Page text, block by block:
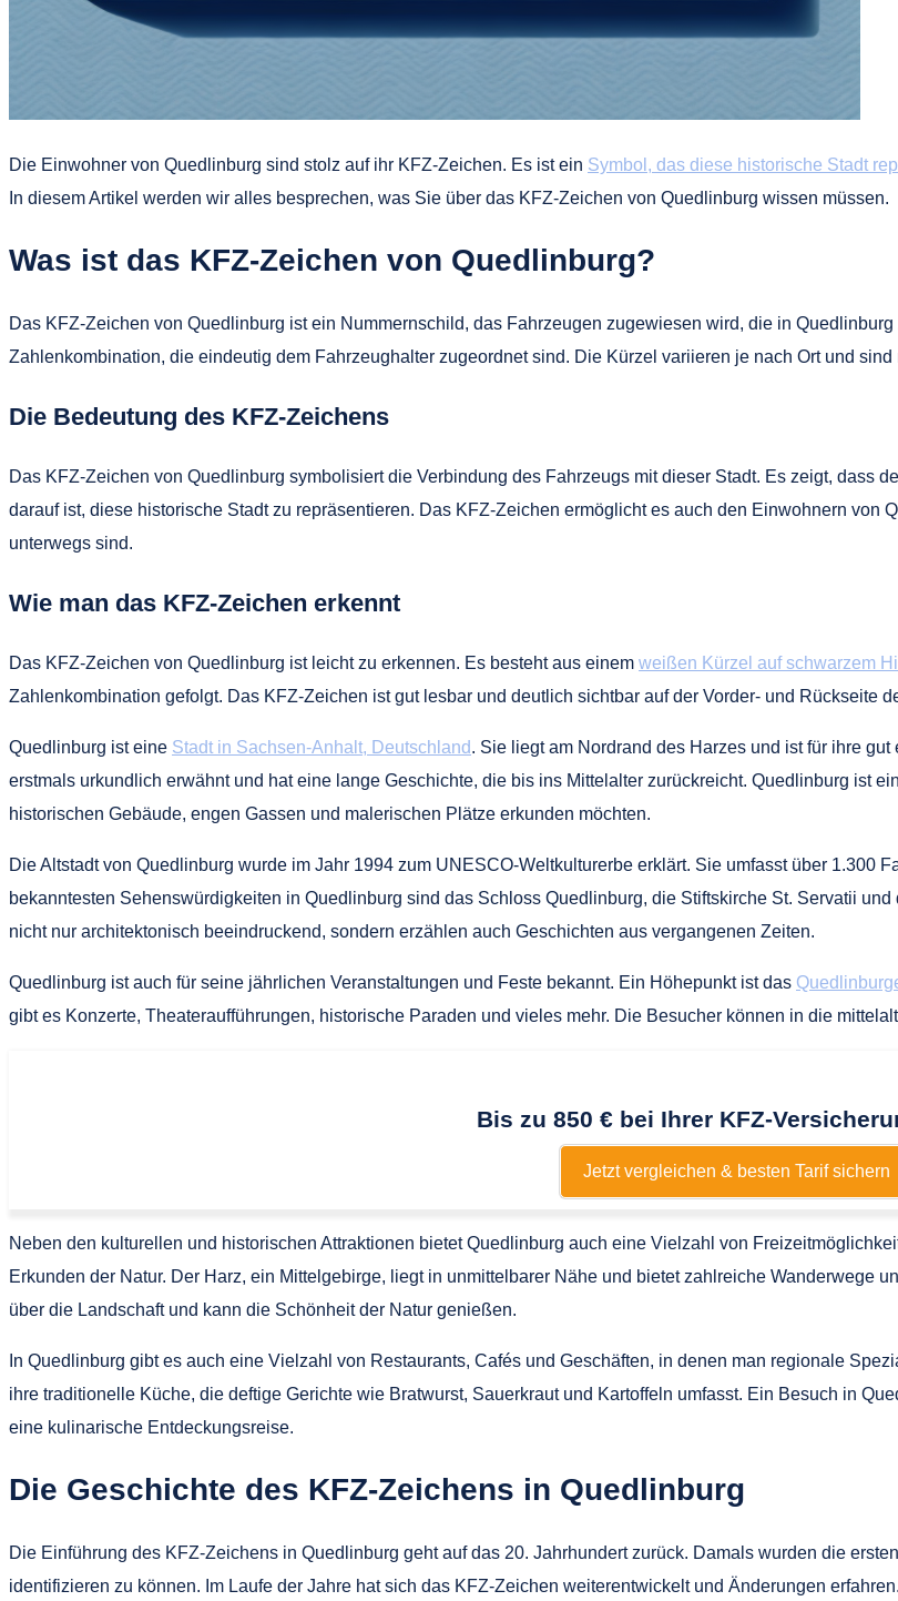
Die Einwohner von Quedlinburg sind stolz auf ihr KFZ-Zeichen. Es ist ein Symbol, das diese historische Stadt
In diesem Artikel werden wir alles besprechen, was Sie über das KFZ-Zeichen von Quedlinburg wissen müssen.
Was ist das KFZ-Zeichen von Quedlinburg?
Das KFZ-Zeichen von Quedlinburg ist ein Nummernschild, das Fahrzeugen zugewiesen wird, die in
Zahlenkombination, die eindeutig dem Fahrzeughalter zugeordnet sind. Die Kürzel variieren je nach Ort und
Die Bedeutung des KFZ-Zeichens
Das KFZ-Zeichen von Quedlinburg symbolisiert die Verbindung des Fahrzeugs mit dieser Stadt. Es zeigt, dass
darauf ist, diese historische Stadt zu repräsentieren. Das KFZ-Zeichen ermöglicht es auch den Einwohnern von
unterwegs sind.
Wie man das KFZ-Zeichen erkennt
Das KFZ-Zeichen von Quedlinburg ist leicht zu erkennen. Es besteht aus einem weißen Kürzel auf schwarzem
Zahlenkombination gefolgt. Das KFZ-Zeichen ist gut lesbar und deutlich sichtbar auf der Vorder- und Rückseite
Quedlinburg ist eine Stadt in Sachsen-Anhalt, Deutschland. Sie liegt am Nordrand des Harzes und ist für ihre
erstmals urkundlich erwähnt und hat eine lange Geschichte, die bis ins Mittelalter zurückreicht. Quedlinburg ist
historischen Gebäude, engen Gassen und malerischen Plätze erkunden möchten.
Die Altstadt von Quedlinburg wurde im Jahr 1994 zum UNESCO-Weltkulturerbe erklärt. Sie umfasst über 1.300
bekanntesten Sehenswürdigkeiten in Quedlinburg sind das Schloss Quedlinburg, die Stiftskirche St. Servatii
nicht nur architektonisch beeindruckend, sondern erzählen auch Geschichten aus vergangenen Zeiten.
Quedlinburg ist auch für seine jährlichen Veranstaltungen und Feste bekannt. Ein Höhepunkt ist das
gibt es Konzerte, Theateraufführungen, historische Paraden und vieles mehr. Die Besucher können in die
Bis zu 850 € bei Ihrer KFZ-
Jetzt vergleichen & besten Tarif sichern
Neben den kulturellen und historischen Attraktionen bietet Quedlinburg auch eine Vielzahl von
Erkunden der Natur. Der Harz, ein Mittelgebirge, liegt in unmittelbarer Nähe und bietet zahlreiche Wanderwege
über die Landschaft und kann die Schönheit der Natur genießen.
In Quedlinburg gibt es auch eine Vielzahl von Restaurants, Cafés und Geschäften, in denen man regionale
ihre traditionelle Küche, die deftige Gerichte wie Bratwurst, Sauerkraut und Kartoffeln umfasst. Ein Besuch in
eine kulinarische Entdeckungsreise.
Die Geschichte des KFZ-Zeichens in Quedlinburg
Die Einführung des KFZ-Zeichens in Quedlinburg geht auf das 20. Jahrhundert zurück. Damals wurden die
identifizieren zu können. Im Laufe der Jahre hat sich das KFZ-Zeichen weiterentwickelt und Änderungen erfahren.